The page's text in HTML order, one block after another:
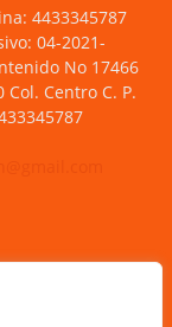
4433345787
04-2021-
No 17466
Centro C. P.